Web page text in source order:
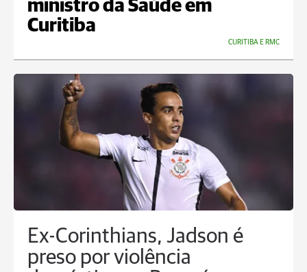
ministro da Saúde em
Curitiba
CURITIBA E RMC
Ex-Corinthians, Jadson é
preso por violência